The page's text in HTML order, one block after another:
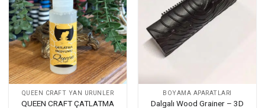
QUEEN CRAFT YAN ÜRÜNLER
QUEEN CRAFT ÇATLATMA
BOYAMA APARATLARI
Dalgalı Wood Grainer – 3D